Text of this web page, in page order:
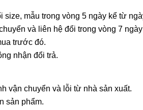
mẫu trong vòng 5 ngày kể từ
và liên hệ đổi trong vòng 7
trước đó.
nhận đổi trả.
vận chuyển và lỗi từ nhà sản xuất.
sản phẩm.